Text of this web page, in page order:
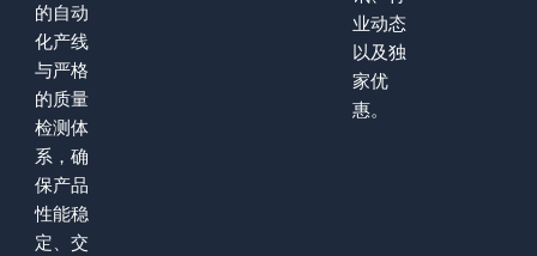
的自动
化产线
与严格
的质量
检测体
系，确
保产品
性能稳
定、交
业动态
以及独
家优
惠。